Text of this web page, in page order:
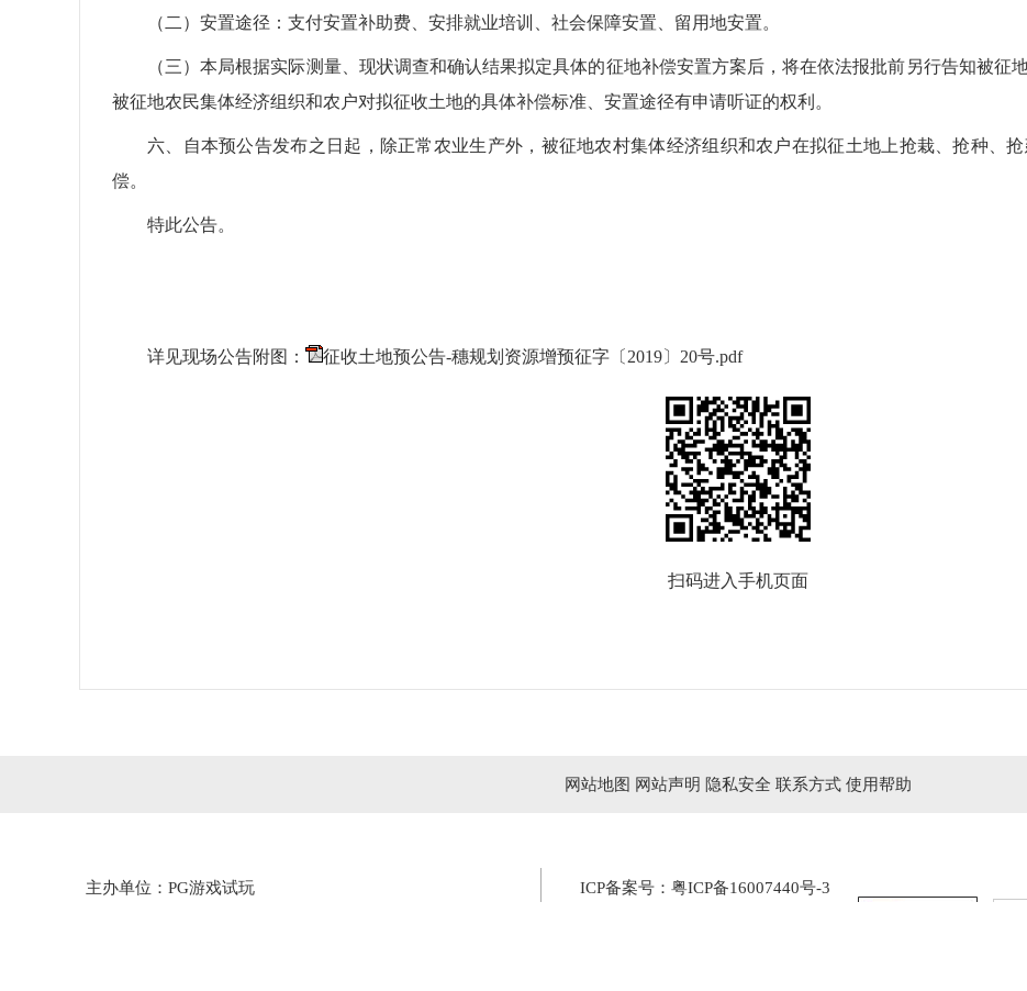
（二）安置途径：支付安置补助费、安排就业培训、社会保障安置、留用地安置。
（三）本局根据实际测量、现状调查和确认结果拟定具体的征地补偿安置方案后，将在依法报批前另行告知被征
被征地农民集体经济组织和农户对拟征收土地的具体补偿标准、安置途径有申请听证的权利。
六、自本预公告发布之日起，除正常农业生产外，被征地农村集体经济组织和农户在拟征土地上抢栽、抢种、
偿。
特此公告。
详见现场公告附图： 征收土地预公告-穗规划资源增预征字〔2019〕20号.pdf
扫码进入手机页面
网站地图 网站声明 隐私安全 联系方式 使用帮助
主办单位：PG游戏试玩
ICP备案号： 粤ICP备16007440号-3